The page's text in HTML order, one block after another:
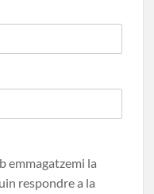
emmagatzemi la
respondre a la